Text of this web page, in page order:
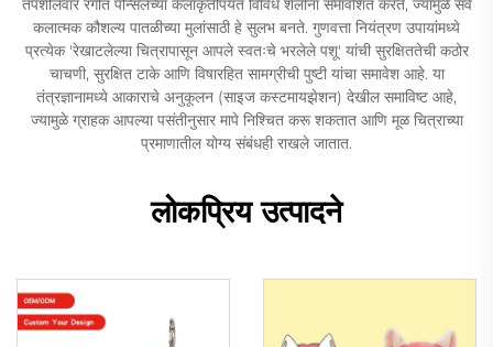
तपशीलवार रंगीत पेन्सिलच्या कलाकृतीपर्यंत विविध शैलींना समावेशित करते, ज्यामुळे सर्व
कलात्मक कौशल्य पातळीच्या मुलांसाठी हे सुलभ बनते. गुणवत्ता नियंत्रण उपायांमध्ये
प्रत्येक 'रेखाटलेल्या चित्रापासून आपले स्वतःचे भरलेले पशू' यांची सुरक्षिततेची कठोर
चाचणी, सुरक्षित टाके आणि विषारहित सामग्रीची पुष्टी यांचा समावेश आहे. या
तंत्रज्ञानामध्ये आकाराचे अनुकूलन (साइज कस्टमायझेशन) देखील समाविष्ट आहे,
ज्यामुळे ग्राहक आपल्या पसंतीनुसार मापे निश्चित करू शकतात आणि मूळ चित्राच्या
प्रमाणातील योग्य संबंधही राखले जातात.
लोकप्रिय उत्पादने